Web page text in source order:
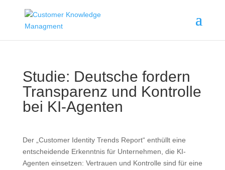
Studie: Deutsche fordern
Transparenz und Kontrolle
bei KI-Agenten
Der „Customer Identity Trends Report“ enthüllt eine
entscheidende Erkenntnis für Unternehmen, die KI-
Agenten einsetzen: Vertrauen und Kontrolle sind für eine